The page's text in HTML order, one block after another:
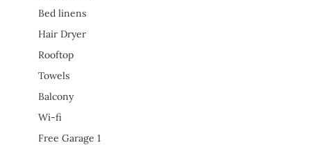
Bed linens
Hair Dryer
Rooftop
Towels
Balcony
Wi-fi
Free Garage 1